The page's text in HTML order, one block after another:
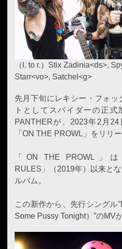
（l. to r.）Stix Zadinia<ds>,
Starr<vo>, Satchel<g>
先月下旬にレキシー・フォッ
トとしてスパイダーの正式
PANTHERが、2023年2月
「ON THE PROWL」をリリ
「ON THE PROWL」
RULES」（2019年）以来と
ルバム。
この新作から、先行シングル
Some Pussy Tonight）”のMV